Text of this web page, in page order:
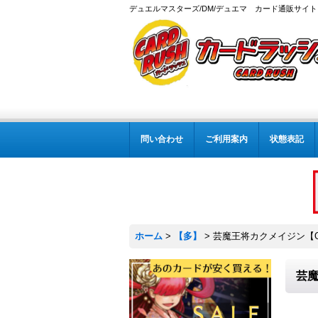
デュエルマスターズ/DM/デュエマ カード通販サイト
問い合わせ ご利用案内 状態表記
ホーム > 【多】 > 芸魔王将カクメイジン【
芸